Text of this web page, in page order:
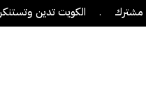
. الكويت تدين وتستنكر بشدة